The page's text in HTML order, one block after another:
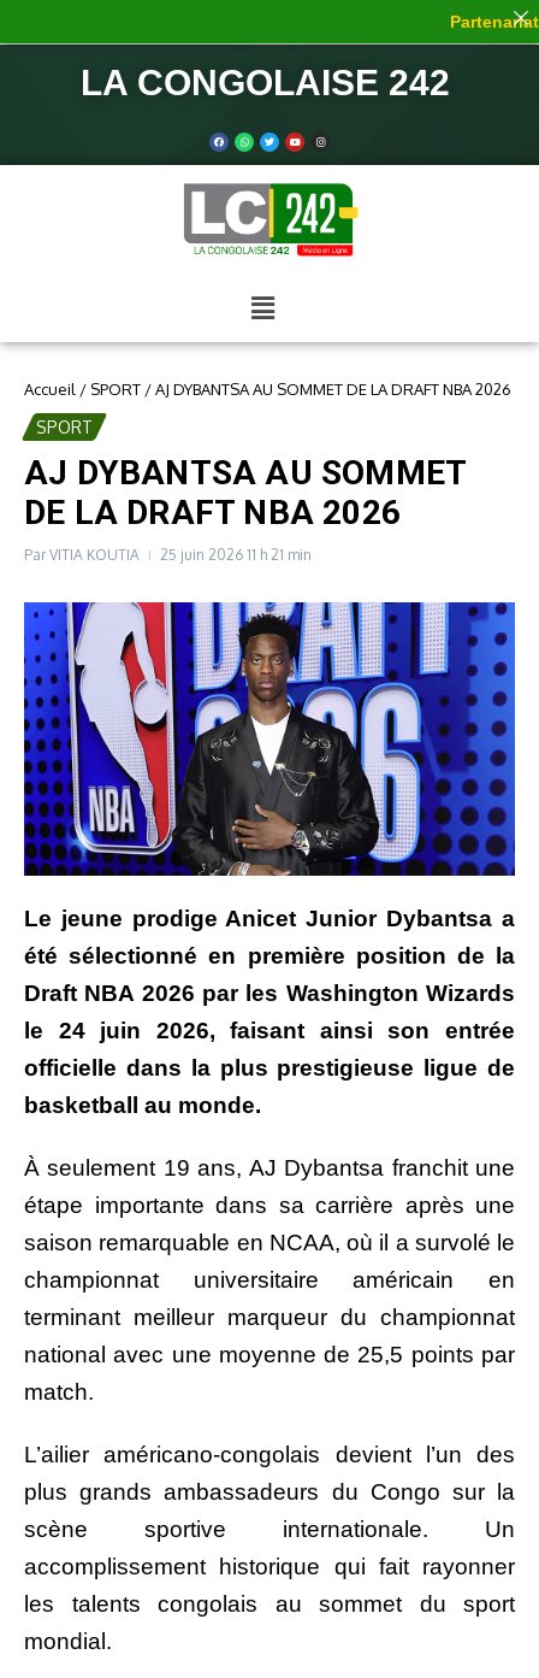
LA CONGOLAISE 242
Accueil / SPORT /AJ DYBANTSA AU SOMMET DE LA DRAFT NBA 2026
SPORT
AJ DYBANTSA AU SOMMET
DE LA DRAFT NBA 2026
ParVITIA KOUTIA 25 juin 2026 11 h 21 min
Le jeune prodige Anicet Junior Dybantsa a
été sélectionné en première position de la
Draft NBA 2026 par les Washington Wizards
le 24 juin 2026, faisant ainsi son entrée
officielle dans la plus prestigieuse ligue de
basketball au monde.
À seulement 19 ans, AJ Dybantsa franchit une
étape importante dans sa carrière après une
saison remarquable en NCAA, où il a survolé le
championnat universitaire américain en
terminant meilleur marqueur du championnat
national avec une moyenne de 25,5 points par
match.
L’ailier américano-congolais devient l’un des
plus grands ambassadeurs du Congo sur la
scène sportive internationale. Un
accomplissement historique qui fait rayonner
les talents congolais au sommet du sport
mondial.
Partenariat